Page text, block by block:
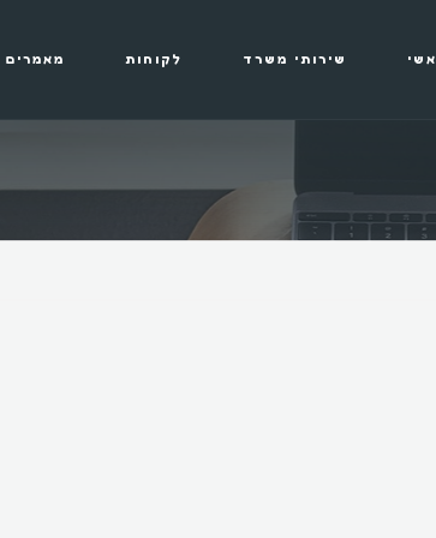
שירותי משרד לקוחות מאמרים